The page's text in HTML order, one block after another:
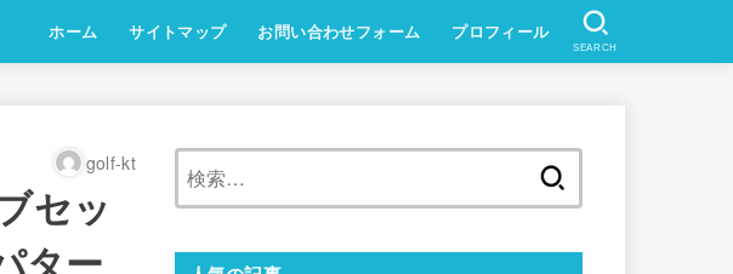
ホーム サイトマップ お問い合わせフォーム プロフィール
SEARCH
golf-kt
セッ
ター